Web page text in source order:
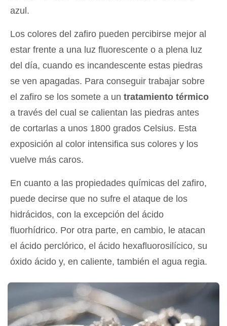
azul.
Los colores del zafiro pueden percibirse mejor al
estar frente a una luz fluorescente o a plena luz
del día, cuando es incandescente estas piedras
se ven apagadas. Para conseguir trabajar sobre
el zafiro se los somete a un tratamiento térmico
a través del cual se calientan las piedras antes
de cortarlas a unos 1800 grados Celsius. Esta
exposición al color intensifica sus colores y los
vuelve más caros.
En cuanto a las propiedades químicas del zafiro,
puede decirse que no sufre el ataque de los
hidrácidos, con la excepción del ácido
fluorhídrico. Por otra parte, en cambio, le atacan
el ácido perclórico, el ácido hexafluorosilícico, su
óxido ácido y, en caliente, también el agua regia.